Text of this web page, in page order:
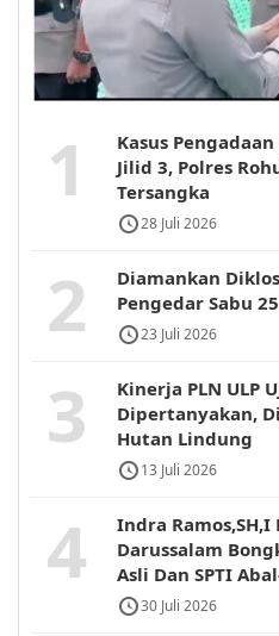
1
Kasus
Jilid 3, Polres
Tersangka
28 Juli 2026
2
Diamankan
Pengedar Sabu
23 Juli 2026
3
Kinerja PLN ULP
Dipertanyakan,
Hutan Lindung
13 Juli 2026
4
Indra Ramos,SH,I
Darussalam
Asli Dan SPTI
30 Juli 2026